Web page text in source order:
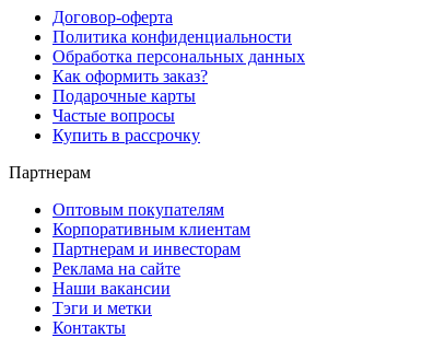
Договор-оферта
Политика конфиденциальности
Обработка персональных данных
Как оформить заказ?
Подарочные карты
Частые вопросы
Купить в рассрочку
Партнерам
Оптовым покупателям
Корпоративным клиентам
Партнерам и инвесторам
Реклама на сайте
Наши вакансии
Тэги и метки
Контакты